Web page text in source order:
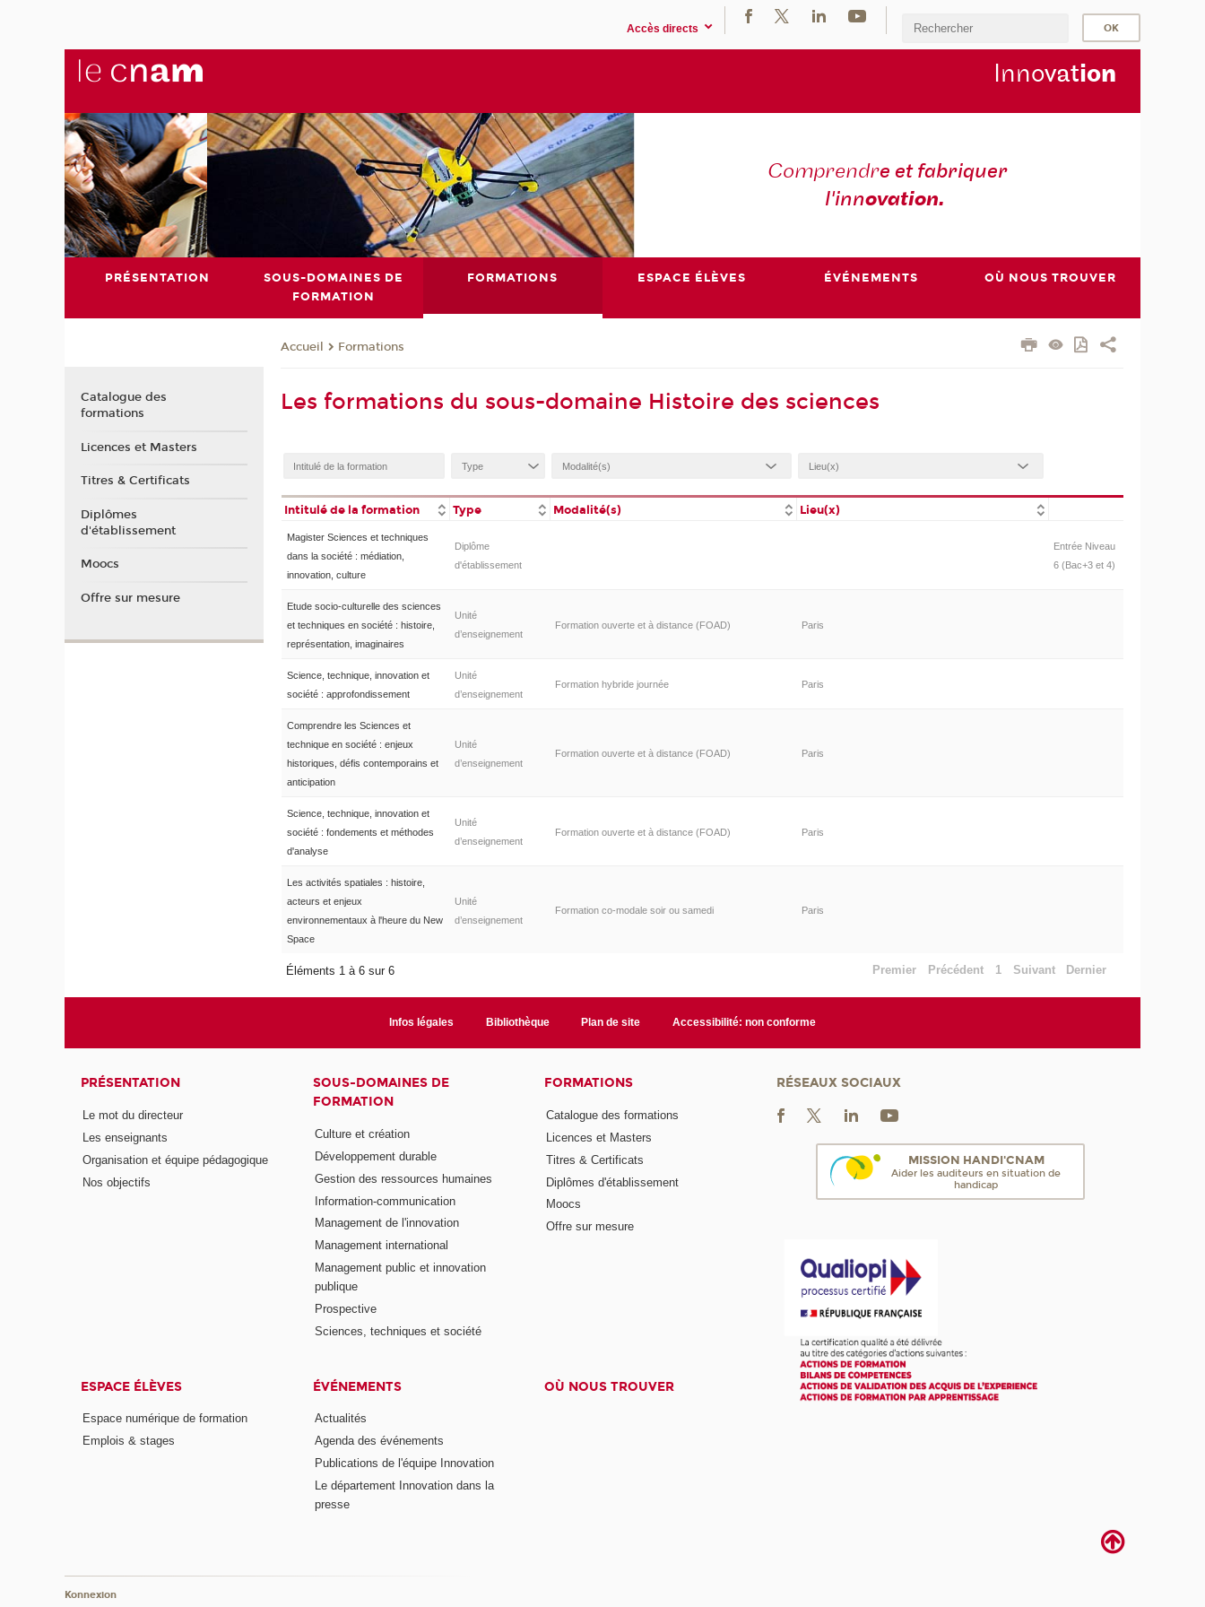
Accès directs
Innovation
Comprendre et fabriquer
l'innovation.
PRÉSENTATION
SOUS-DOMAINES DE
FORMATION
FORMATIONS ESPACE ÉLÈVES ÉVÉNEMENTS OÙ NOUS TROUVER
Accueil Formations
Les formations du sous-domaine Histoire des sciences
Intitulé de la formation Type Modalité(s) Lieu(x)
Magister Sciences et techniques
dans la société : médiation,
innovation, culture
Diplôme
d'établissement
Entrée Niveau
6 (Bac+3 et 4)
Etude socio-culturelle des sciences
et techniques en société : histoire,
représentation, imaginaires
Unité
d’enseignement
Formation ouverte et à distance (FOAD) Paris
Science, technique, innovation et
société : approfondissement
Unité
d’enseignement
Formation hybride journée Paris
Comprendre les Sciences et
technique en société : enjeux
historiques, défis contemporains et
anticipation
Unité
d’enseignement
Formation ouverte et à distance (FOAD) Paris
Science, technique, innovation et
société : fondements et méthodes
d'analyse
Unité
d’enseignement
Formation ouverte et à distance (FOAD) Paris
Les activités spatiales : histoire,
acteurs et enjeux
environnementaux à l'heure du New
Space
Unité
d’enseignement
Formation co-modale soir ou samedi Paris
Éléments 1 à 6 sur 6 Premier Précédent 1 Suivant Dernier
Catalogue des
formations
Licences et Masters
Titres & Certificats
Diplômes
d'établissement
Moocs
Offre sur mesure
Infos légales Bibliothèque Plan de site Accessibilité: non conforme
PRÉSENTATION
Le mot du directeur
Les enseignants
Organisation et équipe pédagogique
Nos objectifs
SOUS-DOMAINES DE
FORMATION
Culture et création
Développement durable
Gestion des ressources humaines
Information-communication
Management de l'innovation
Management international
Management public et innovation
publique
Prospective
Sciences, techniques et société
FORMATIONS
Catalogue des formations
Licences et Masters
Titres & Certificats
Diplômes d'établissement
Moocs
Offre sur mesure
ESPACE ÉLÈVES
Espace numérique de formation
Emplois & stages
ÉVÉNEMENTS
Actualités
Agenda des événements
Publications de l'équipe Innovation
Le département Innovation dans la
presse
OÙ NOUS TROUVER
RÉSEAUX SOCIAUX
MISSION HANDI'CNAM
Aider les auditeurs en situation de
handicap
Konnexion